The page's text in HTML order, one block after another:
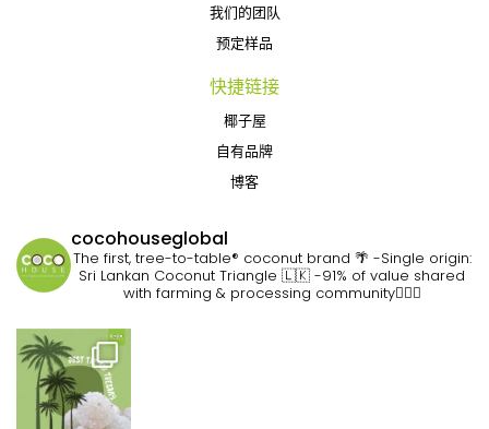
我们的团队
预定样品
快捷链接
椰子屋
自有品牌
博客
cocohouseglobal
The first, tree-to-table® coconut brand 🌴 -Single origin:
Sri Lankan Coconut Triangle 🇱🇰 -91% of value shared
with farming & processing community👷🏽‍♀️